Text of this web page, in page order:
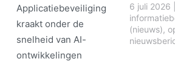
Applicatiebeveiliging
kraakt onder de
snelheid van AI-
ontwikkelingen
6 juli 2026
(nieuws),